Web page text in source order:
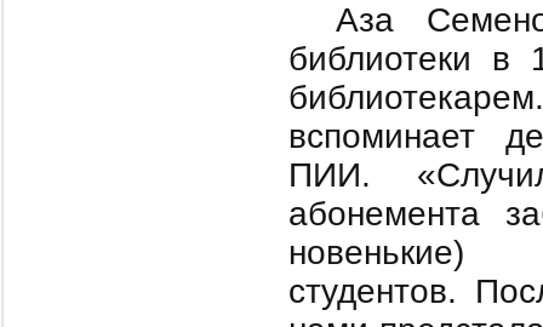
Аза
библиотеки в
вспоминает
ПИИ.
абонемента
новенькие)
студентов.